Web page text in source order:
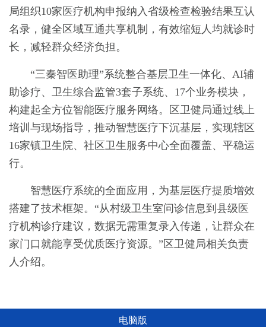
局组织10家医疗机构申报纳入省级检查检验结果互认
名录，健全区域互通共享机制，有效缩短人均就诊时
长，减轻群众经济负担。
“三秦智医助理”系统整合基层卫生一体化、AI辅
助诊疗、卫生综合监管3套子系统、17个业务模块，
构建起全方位智能医疗服务网络。区卫健局通过线上
培训与现场指导，推动智慧医疗下沉基层，实现辖区
16家镇卫生院、社区卫生服务中心全面覆盖、平稳运
行。
智慧医疗系统的全面应用，为基层医疗提质增效
搭建了技术框架。“从村级卫生室问诊信息到县级医
疗机构诊疗建议，数据无需重复录入传递，让群众在
家门口就能享受优质医疗资源。”区卫健局相关负责
人介绍。
电脑版